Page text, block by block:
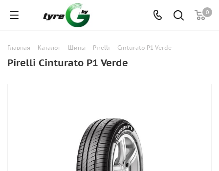
0
Главная - Каталог - Шины - Pirelli - Cinturato P1 Verde
Pirelli Cinturato P1 Verde